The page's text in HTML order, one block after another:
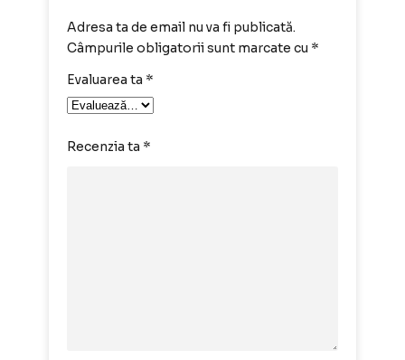
Adresa ta de email nu va fi publicată.
Câmpurile obligatorii sunt marcate cu *
Evaluarea ta *
Recenzia ta *